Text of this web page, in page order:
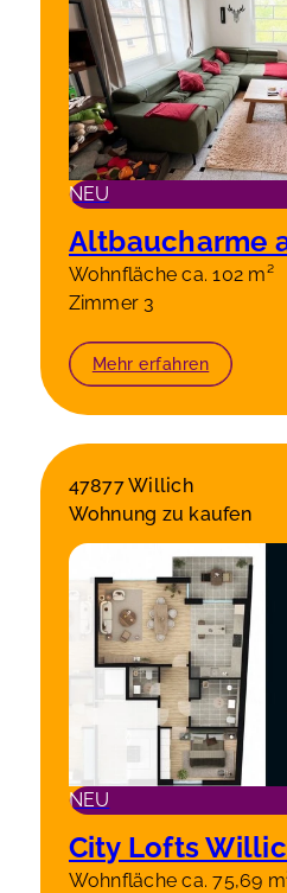
NEU
Wohnfläche ca. 102 m²
Zimmer 3
Mehr erfahren
47877 Willich
Wohnung zu kaufen
NEU
Wohnfläche ca. 75,69